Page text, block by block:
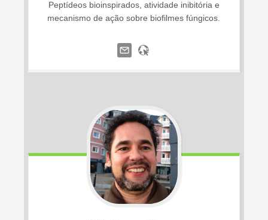
Peptídeos bioinspirados, atividade inibitória e
mecanismo de ação sobre biofilmes fúngicos.